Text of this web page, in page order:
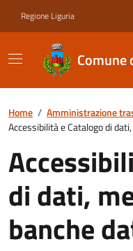
Regione Liguria
Comune
Home / Amministrazione
Accessibilità e Catalogo di
di dati,
banche